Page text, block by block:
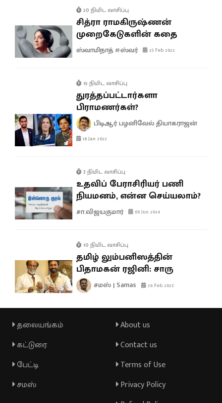
20 நிமிட வாசிப்பு
சித்ரா ராமகிருஷ்ணன்
முறைகேடுகளின் கதை
ஸ்வாமிநாத் ஈஸ்வர் 25 Feb 2022
15 நிமிட வாசிப்பு
துரத்தப்பட்டார்களா
பிராமணர்கள்?
பிடிஆர் பழனிவேல் தியாகராஜன்
18 Jan 2022
3 நிமிட வாசிப்பு
உதவிப் பேராசிரியர் பணி
நியமனம், என்ன செய்யலாம்?
சா.விஜயகுமார் 09 Jun 2024
10 நிமிட வாசிப்பு
தமிழ் லும்பனிஸத்தின்
பிதாமகன் ரஜினி: சாரு
சமஸ் | Samas 26 Feb 2023
தலையங்கம்
கட்டுரை
பேட்டி
சமஸ்
About us
Contact us
Terms of Use
Privacy Policy